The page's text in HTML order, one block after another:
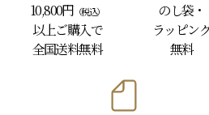
10,800円 （税込）
以上ご購入で
全国送料無料
のし袋・
ラッピン
無料